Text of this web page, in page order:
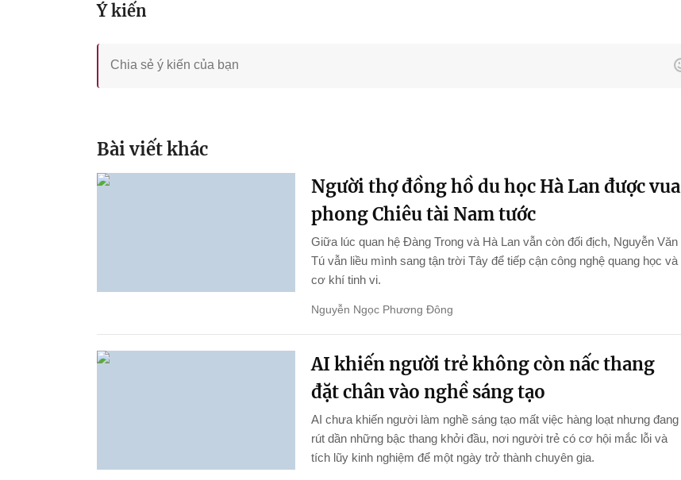
Ý kiến
Bài viết khác
Người thợ đồng hồ du học Hà Lan được vua
phong Chiêu tài Nam tước
Giữa lúc quan hệ Đàng Trong và Hà Lan vẫn còn đối địch, Nguyễn Văn
Tú vẫn liều mình sang tận trời Tây để tiếp cận công nghệ quang học và
cơ khí tinh vi.
Nguyễn Ngọc Phương Đông
AI khiến người trẻ không còn nấc thang
đặt chân vào nghề sáng tạo
AI chưa khiến người làm nghề sáng tạo mất việc hàng loạt nhưng đang
rút dần những bậc thang khởi đầu, nơi người trẻ có cơ hội mắc lỗi và
tích lũy kinh nghiệm để một ngày trở thành chuyên gia.